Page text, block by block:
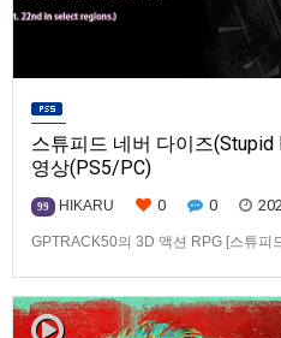
스튜피드 네버 다이즈
영상(PS5/PC)
99 HIKARU 0 0
GPTRACK50의 3D 액션 RPG [스튜피